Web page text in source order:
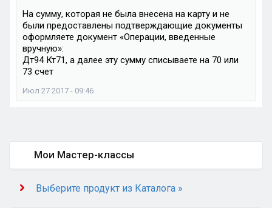
На сумму, которая не была внесена на карту и не
были предоставлены подтверждающие документы
оформляете документ «Операции, введенные
вручную»:
Дт94 Кт71, а далее эту сумму списываете на 70 или
73 счет
Июл 27 2017 - 09:46
Мои Мастер-классы
Выберите продукт из Каталога »